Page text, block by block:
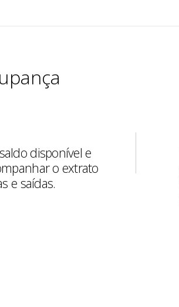
disponível e
o extrato
e saídas.